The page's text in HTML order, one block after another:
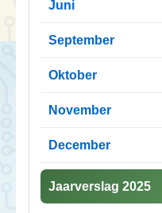
Juni
September
Oktober
November
December
Jaarverslag 2025